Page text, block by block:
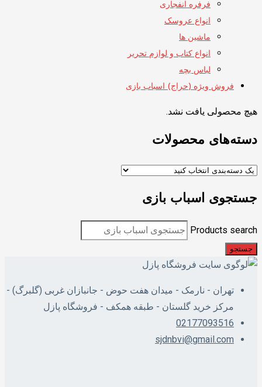
فرفره انفجاری
انواع عروسک
ماشین ها
انواع کتاب و لوازم تحریر
لباس بچه
فروش ویژه (حراج) اسباب بازی
هیچ محصولی یافت نشد.
دسته‌های محصولات
جستجوی اسباب بازی
Products search
جستجو
تهران - نارمک - میدان هفت حوض - جانبازان غربی (گلبرگ) -
مرکز خرید گلستان - طبقه همکف - فروشگاه پازل
02177093516
sjdnbvi@gmail.com